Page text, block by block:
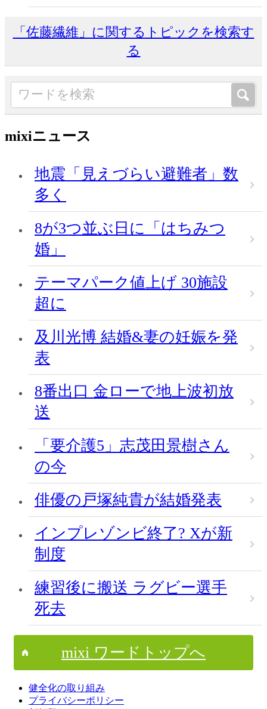
「佐藤繊維」に関するトピックを検索す
る
mixiニュース
地震「見えづらい避難者」数
多く
8が3つ並ぶ日に「はちみつ
婚」
テーマパーク値上げ 30施設
超に
及川光博 結婚&妻の妊娠を発
表
8番出口 金ローで地上波初放
送
「要介護5」志茂田景樹さん
の今
俳優の戸塚純貴が結婚発表
インプレゾンビ終了? Xが新
制度
練習後に搬送 ラグビー選手
死去
mixi ワードトップへ
健全化の取り組み
プライバシーポリシー